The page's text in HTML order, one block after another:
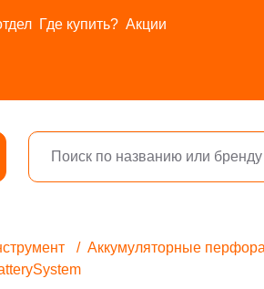
Где купить? Акции
Аккумуляторные